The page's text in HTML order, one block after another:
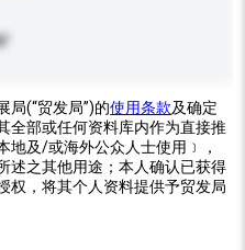
局(“贸发局”)的使用条款及确定
全部或任何资料库内作为直接推
地及/或海外公众人士使用﹞，
述之其他用途；本人确认已获得
权，将其个人资料提供予贸发局